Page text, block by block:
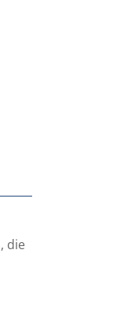
die